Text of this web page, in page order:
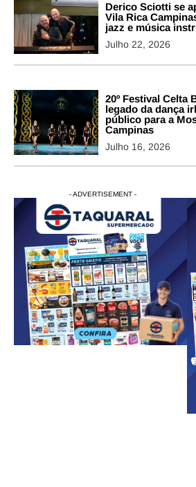
Derico Sciotti se
Vila Rica
jazz e música
Julho 22, 2026
20º Festival Celta
legado da dança
público para a
Campinas
Julho 16, 2026
- ADVERTISEMENT -
- ADVERTISEMENT -